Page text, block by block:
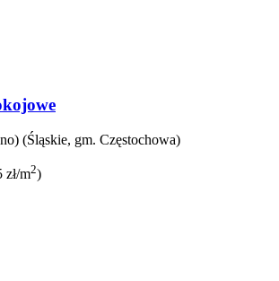
(Śląskie, gm. Częstochowa)
zł/m2)